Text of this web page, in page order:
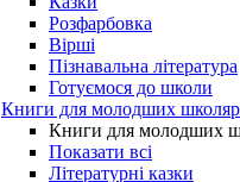
Розфарбовка
Вірші
Пізнавальна література
Готуємося до школи
Книги для молодших
Книги для молодших
Показати всі
Літературні казки